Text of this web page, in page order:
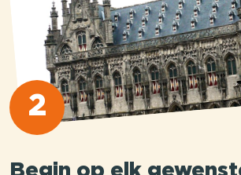
2
Begin op elk